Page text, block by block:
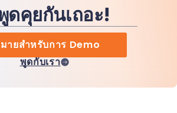
ดคุยกันเถอะ!
ายสำหรับการ Demo
พูดกับเรา